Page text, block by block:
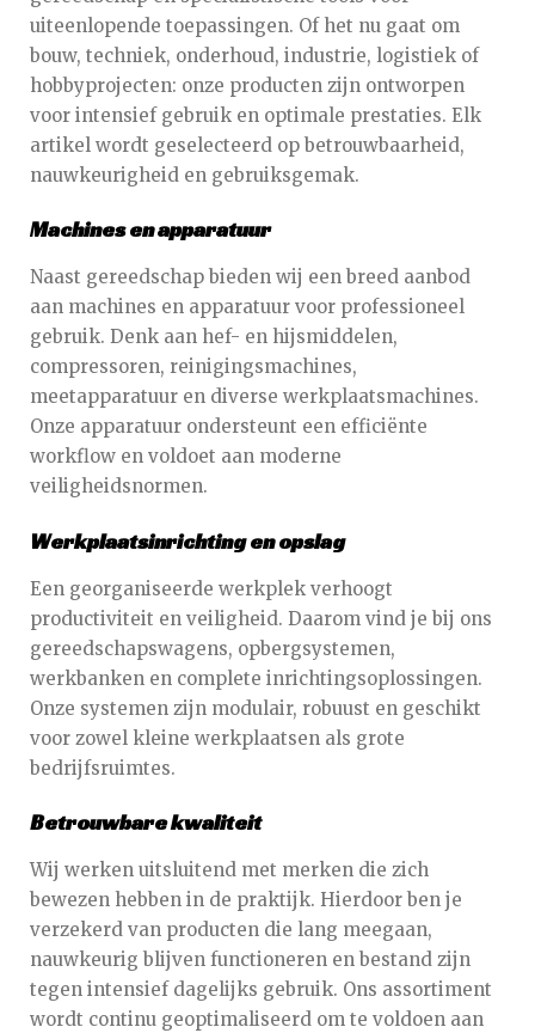
uiteenlopende toepassingen. Of het nu gaat om
bouw, techniek, onderhoud, industrie, logistiek of
hobbyprojecten: onze producten zijn ontworpen
voor intensief gebruik en optimale prestaties. Elk
artikel wordt geselecteerd op betrouwbaarheid,
nauwkeurigheid en gebruiksgemak.
Machines en apparatuur
Naast gereedschap bieden wij een breed aanbod
aan machines en apparatuur voor professioneel
gebruik. Denk aan hef- en hijsmiddelen,
compressoren, reinigingsmachines,
meetapparatuur en diverse werkplaatsmachines.
Onze apparatuur ondersteunt een efficiënte
workflow en voldoet aan moderne
veiligheidsnormen.
Werkplaatsinrichting en opslag
Een georganiseerde werkplek verhoogt
productiviteit en veiligheid. Daarom vind je bij ons
gereedschapswagens, opbergsystemen,
werkbanken en complete inrichtingsoplossingen.
Onze systemen zijn modulair, robuust en geschikt
voor zowel kleine werkplaatsen als grote
bedrijfsruimtes.
Betrouwbare kwaliteit
Wij werken uitsluitend met merken die zich
bewezen hebben in de praktijk. Hierdoor ben je
verzekerd van producten die lang meegaan,
nauwkeurig blijven functioneren en bestand zijn
tegen intensief dagelijks gebruik. Ons assortiment
wordt continu geoptimaliseerd om te voldoen aan